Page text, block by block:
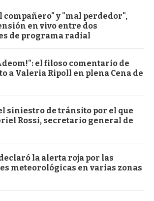
compañero" y "mal perdedor",
en vivo entre dos
de programa radial
el filoso comentario de
a Valeria Ripoll en plena Cena de
siniestro de tránsito por el que
Rossi, secretario general de
la alerta roja por las
meteorológicas en varias zonas